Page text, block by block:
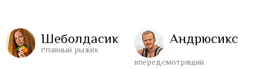
Шеболдасик
главный рыжик
Андрюсикс
впередсмотрящий